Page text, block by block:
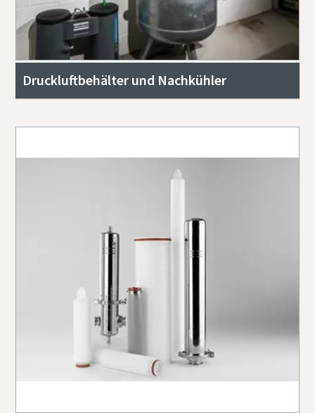
Druckluftbehälter und Nachkühler